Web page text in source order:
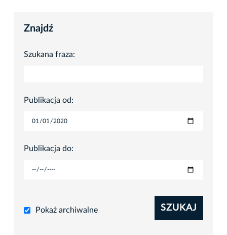
Znajdź
Szukana fraza:
Publikacja od:
Publikacja do:
Pokaż archiwalne SZUKAJ